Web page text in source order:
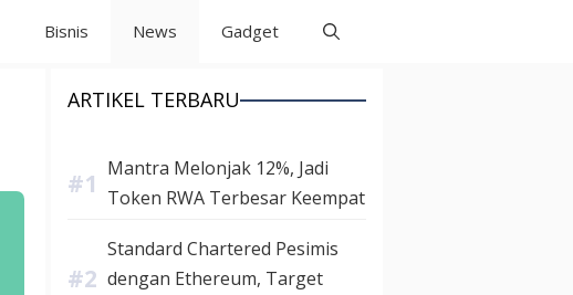
Bisnis News Gadget
ARTIKEL TERBARU
Mantra Melonjak 12%, Jadi
Token RWA Terbesar Keempat
Standard Chartered Pesimis
dengan Ethereum, Target